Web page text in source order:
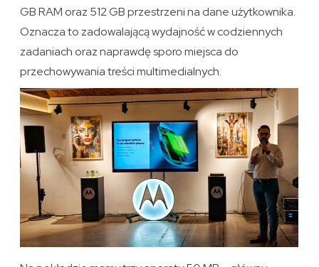
GB RAM oraz 512 GB przestrzeni na dane użytkownika.
Oznacza to zadowalającą wydajność w codziennych
zadaniach oraz naprawdę sporo miejsca do
przechowywania treści multimedialnych.